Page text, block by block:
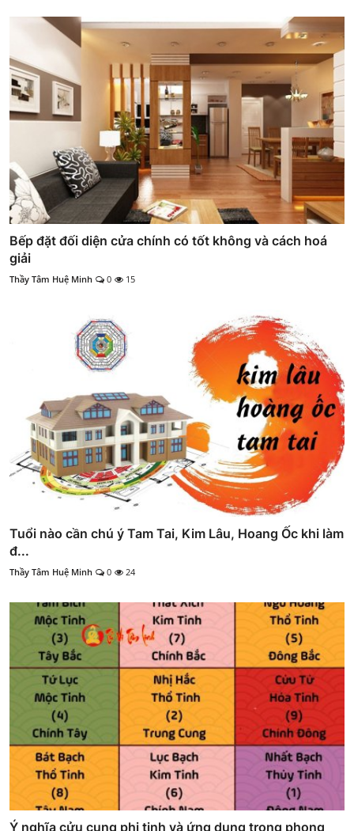
Bếp đặt đối diện cửa chính có tốt không và cách hoá
giải
Thầy Tâm Huệ Minh 0 15
Tuổi nào cần chú ý Tam Tai, Kim Lâu, Hoang Ốc khi làm
đ...
Thầy Tâm Huệ Minh 0 24
Ý nghĩa cửu cung phi tinh và ứng dụng trong phong